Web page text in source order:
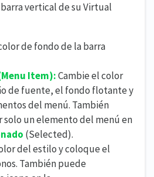
vertical de su Virtual
de fondo de la barra
Menu Item):Cambie el color
de fuente, el fondo flotante y
del menú. También
solo un elemento del menú en
(Selected).
del estilo y coloque el
También puede